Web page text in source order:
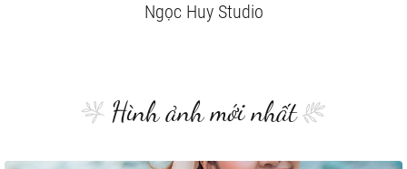
Ngọc Huy Studio
Hình ảnh mới nhất